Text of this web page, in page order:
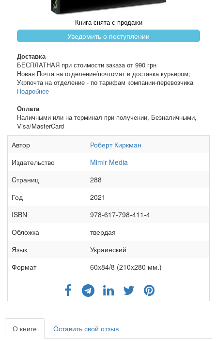
Книга снята с продажи
Уведомить о поступлении
Доставка
БЕСПЛАТНАЯ при стоимости заказа от 990 грн
Новая Почта на отделение/почтомат и доставка курьером;
Укрпочта на отделение - по тарифам компании-перевозчика
Подробнее
Оплата
Наличными или на терминал при получении, Безналичными,
Visa/MasterCard
Автор
Роберт Киркман
Издательство
Mimir Media
Cтраниц
288
Год
2021
ISBN
978-617-798-411-4
Обложка
твердая
Язык
Украинский
Формат
60x84/8 (210x280 мм.)
О книге Оставить свой отзыв